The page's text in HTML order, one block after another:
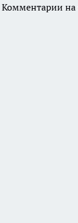
Комментарии на